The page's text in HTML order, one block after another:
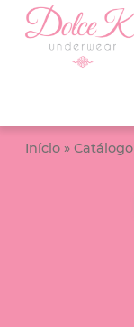
Início » Catálogo